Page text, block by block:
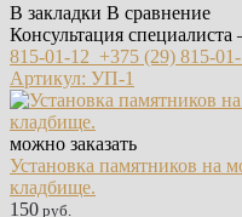
В закладки В сравнение
Консультация
815-01-12 +375 (29) 815-
Артикул: УП-1
можно заказать
Установка памятников на
кладбище.
150 руб.